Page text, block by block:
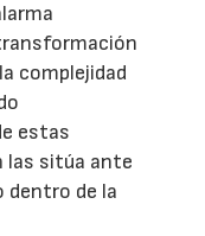
complejidad
estas
las sitúa ante
dentro de la